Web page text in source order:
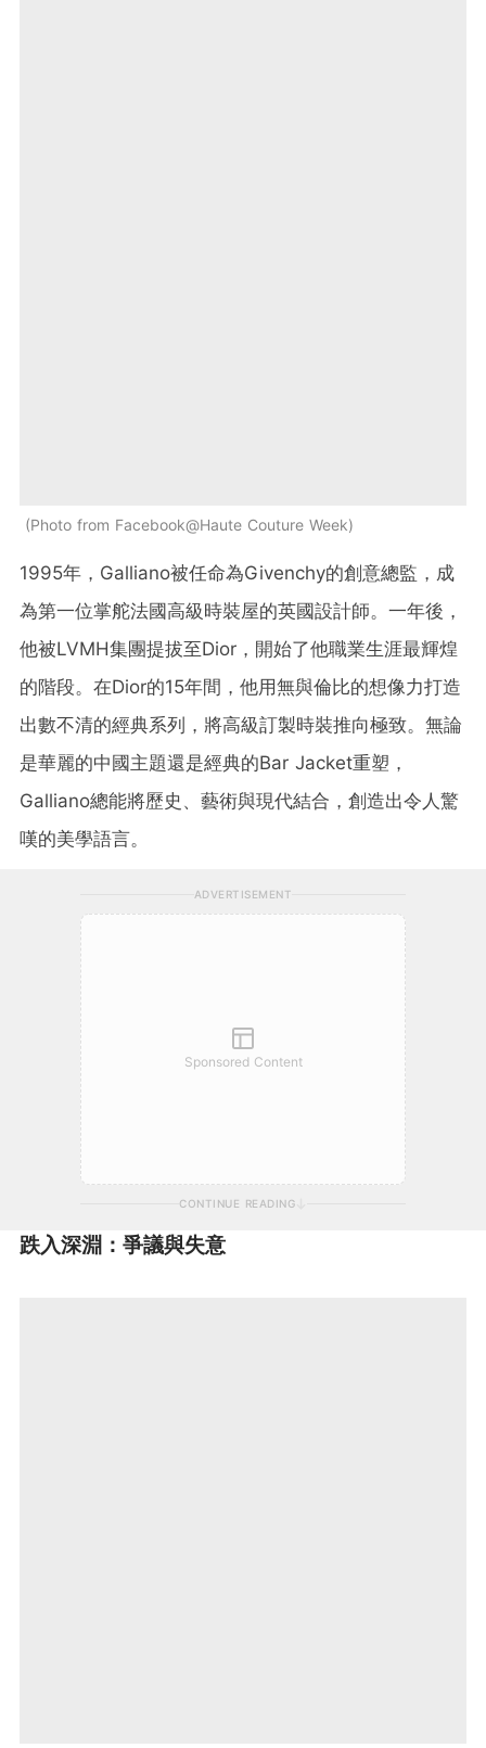
Photo from Facebook@Haute Couture Week
1995年，Galliano被任命為Givenchy的創意總監，成
為第一位掌舵法國高級時裝屋的英國設計師。一年後，
他被LVMH集團提拔至Dior，開始了他職業生涯最輝煌
的階段。在Dior的15年間，他用無與倫比的想像力打造
出數不清的經典系列，將高級訂製時裝推向極致。無論
是華麗的中國主題還是經典的Bar Jacket重塑，
Galliano總能將歷史、藝術與現代結合，創造出令人驚
嘆的美學語言。
ADVERTISEMENT
Sponsored Content
CONTINUE READING
跌入深淵：爭議與失意